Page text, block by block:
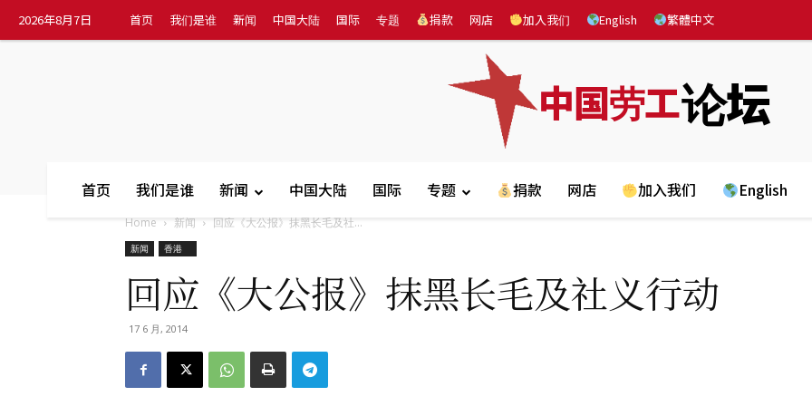
2026年8月7日 首页 我们是谁 新闻 中国大陆 国际 专题 捐款 网店 加入我们 English 繁體中文
中国劳工论坛
首页 我们是谁 新闻 中国大陆 国际 专题 捐款 网店 加入我们 English
Home 新闻 回应《大公报》抹黑长毛及社...
新闻 香港
回应《大公报》抹黑长毛及社义行动
17 6 月, 2014